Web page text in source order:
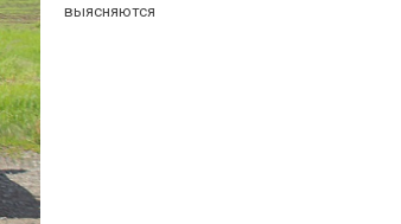
выясняются